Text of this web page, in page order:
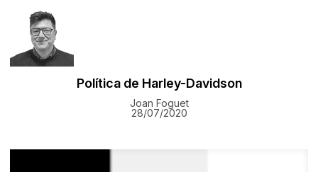
Política de Harley-Davidson
Joan Foguet
28/07/2020